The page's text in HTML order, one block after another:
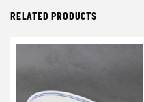
RELATED PRODUCTS